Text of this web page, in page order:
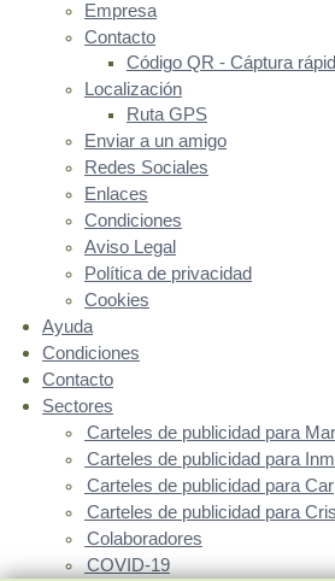
Empresa
Contacto
Código QR - Cáptura
Localización
Ruta GPS
Enviar a un amigo
Redes Sociales
Enlaces
Condiciones
Aviso Legal
Política de privacidad
Cookies
Ayuda
Condiciones
Contacto
Sectores
Carteles de publicidad para
Carteles de publicidad para
Carteles de publicidad para
Carteles de publicidad para
Colaboradores
COVID-19